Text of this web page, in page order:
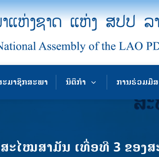
ະມາຊິກສະພາ ນິຕິກຳ ການຮ່ວມມື
ະໄໝສາມັນ ເທື່ອທີ 3 ຂອງ